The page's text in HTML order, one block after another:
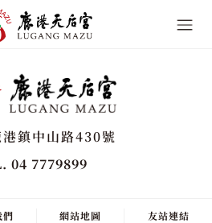
港鎮中山路430號
04 7779899
們 網站地圖 友站連結